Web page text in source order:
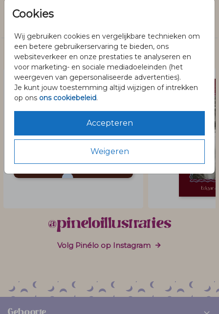
Cookies
Wij gebruiken cookies en vergelijkbare technieken om
een betere gebruikerservaring te bieden, ons
websiteverkeer en onze prestaties te analyseren en
voor marketing- en sociale mediadoeleinden (het
weergeven van gepersonaliseerde advertenties).
Je kunt jouw toestemming altijd wijzigen of intrekken
op ons ons cookiebeleid.
Accepteren
Weigeren
Collectie
Dit vind je misschien ook leuk
@pineloillustraties
Volg Pinélo op Instagram